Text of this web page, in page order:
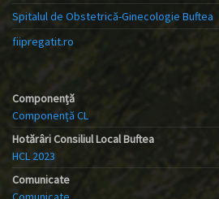
Spitalul de Obstetrică-Ginecologie Buftea
fiipregatit.ro
Componență
Componență CL
Hotărâri Consiliul Local Buftea
HCL 2023
Comunicate